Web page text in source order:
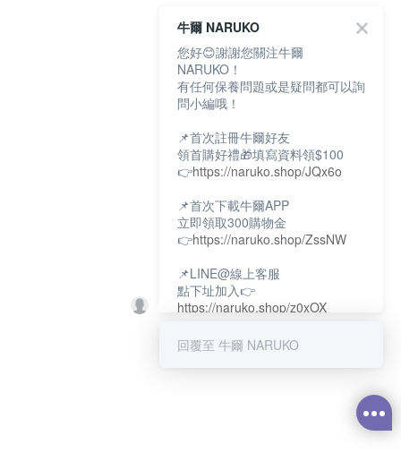
牛爾 NARUKO
您好😊謝謝您關注牛爾
NARUKO！
有任何保養問題或是疑問都可以詢
問小編哦！
📌首次註冊牛爾好友
領首購好禮🎁填寫資料領$100
👉https://naruko.shop/JQx6o
📌首次下載牛爾APP
立即領取300購物金
👉https://naruko.shop/ZssNW
📌LINE@線上客服
點下址加入👉
https://naruko.shop/z0xOX
📌電話客服：02-26581707
回覆至 牛爾 NARUKO